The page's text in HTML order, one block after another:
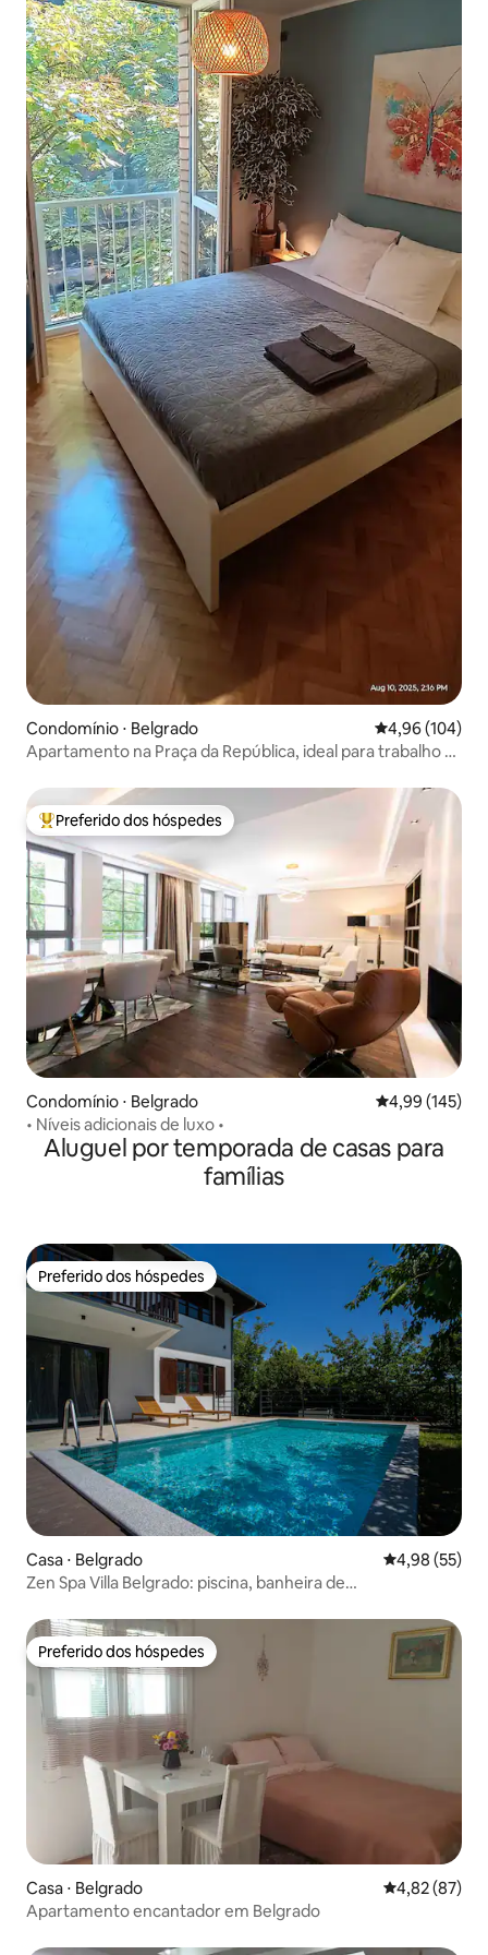
Condomínio ⋅ Belgrado 4,96 de uma
4,96 (104)
Apartamento na Praça da República, ideal para trabalho e
Entre os melhores preferidos dos hóspedes
Preferido dos hóspedes
Condomínio ⋅ Belgrado 4,99 de uma
4,99 (145)
• Níveis adicionais de luxo •
Aluguel por temporada de casas para
famílias
Preferido dos hóspedes
Preferido dos hóspedes
Casa ⋅ Belgrado 4,98 de uma
4,98 (55)
Zen Spa Villa Belgrado: piscina, banheira de
Preferido dos hóspedes
Preferido dos hóspedes
Casa ⋅ Belgrado 4,82 de uma
4,82 (87)
Apartamento encantador em Belgrado